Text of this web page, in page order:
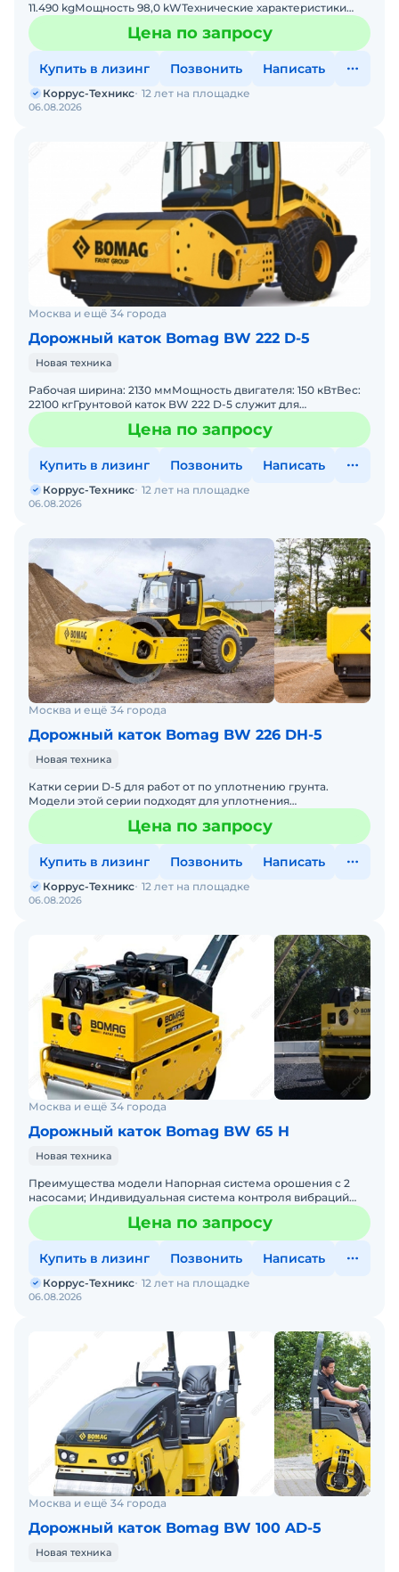
11.490 kgМощность 98,0 kWТехнические характеристики
СтандартыСамоблокирующийся дифференциалЗадний
мост с д
Цена по запросу
Купить в лизинг Позвонить Написать
06.08.2026
Коррус-Техникс 12 лет на площадке
Москва и ещё 34 города
Дорожный каток Bomag BW 222 D-5
Новая техника
Рабочая ширина: 2130 ммМощность двигателя: 150 кВтВес:
22100 кгГрунтовой каток BW 222 D-5 служит для
крупномасштабных работ по уплотнению слоев засыпки
большой
Цена по запросу
Купить в лизинг Позвонить Написать
06.08.2026
Коррус-Техникс 12 лет на площадке
Москва и ещё 34 города
Дорожный каток Bomag BW 226 DH-5
Новая техника
Катки серии D-5 для работ от по уплотнению грунта.
Модели этой серии подходят для уплотнения
гидросвязанного материала, песка, гравия, измельченной
породы и т.д
Цена по запросу
Купить в лизинг Позвонить Написать
06.08.2026
Коррус-Техникс 12 лет на площадке
Москва и ещё 34 города
Дорожный каток Bomag BW 65 H
Новая техника
Преимущества модели Напорная система орошения с 2
насосами; Индивидуальная система контроля вибраций
IVC; Плотномер и указатель температуры асфальта; Рабоче
Цена по запросу
Купить в лизинг Позвонить Написать
06.08.2026
Коррус-Техникс 12 лет на площадке
Москва и ещё 34 города
Дорожный каток Bomag BW 100 AD-5
Новая техника